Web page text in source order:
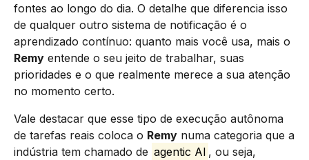
fontes ao longo do dia. O detalhe que diferencia isso
de qualquer outro sistema de notificação é o
aprendizado contínuo: quanto mais você usa, mais o
Remy entende o seu jeito de trabalhar, suas
prioridades e o que realmente merece a sua atenção
no momento certo.
Vale destacar que esse tipo de execução autônoma
de tarefas reais coloca o Remy numa categoria que a
indústria tem chamado de agentic AI , ou seja,